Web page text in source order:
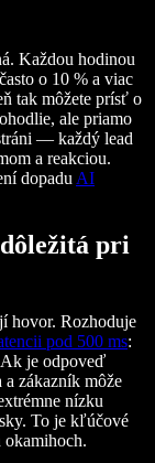
Každou hodinou
o 10 % a viac
tak môžete prísť o
ale priamo
— každý lead
a reakciou.
dopadu AI
pri
hovor. Rozhoduje
pod 500 ms:
je odpoveď
a zákazník môže
nízku
To je kľúčové
okamihoch.